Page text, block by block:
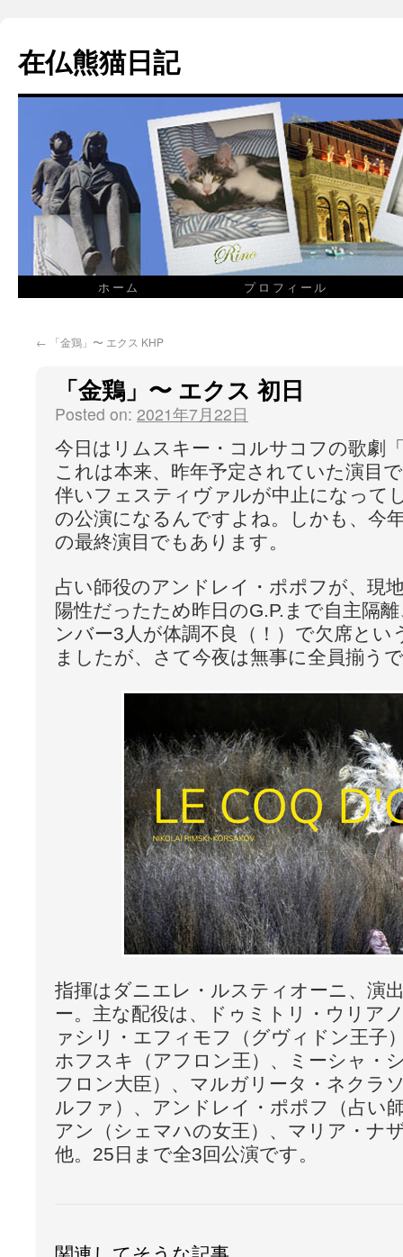
在仏熊猫日記
ホーム プロフィール
← 「金鶏」〜 エクス KHP
「金鶏」〜 エクス 初日
Posted on: 2021年7月22日
今日はリムスキー・コルサコフの歌劇
これは本来、昨年予定されていた演目
伴いフェスティヴァルが中止になって
の公演になるんですよね。しかも、今
の最終演目でもあります。
占い師役のアンドレイ・ポポフが、現
陽性だったため昨日のG.P.まで自主隔
ンバー3人が体調不良（！）で欠席と
ましたが、さて今夜は無事に全員揃う
指揮はダニエレ・ルスティオーニ、演
ー。主な配役は、ドゥミトリ・ウリア
ァシリ・エフィモフ（グヴィドン王子
ホフスキ（アフロン王）、ミーシャ・
フロン大臣）、マルガリータ・ネクラ
ルファ）、アンドレイ・ポポフ（占い
アン（シェマハの女王）、マリア・ナ
他。25日まで全3回公演です。